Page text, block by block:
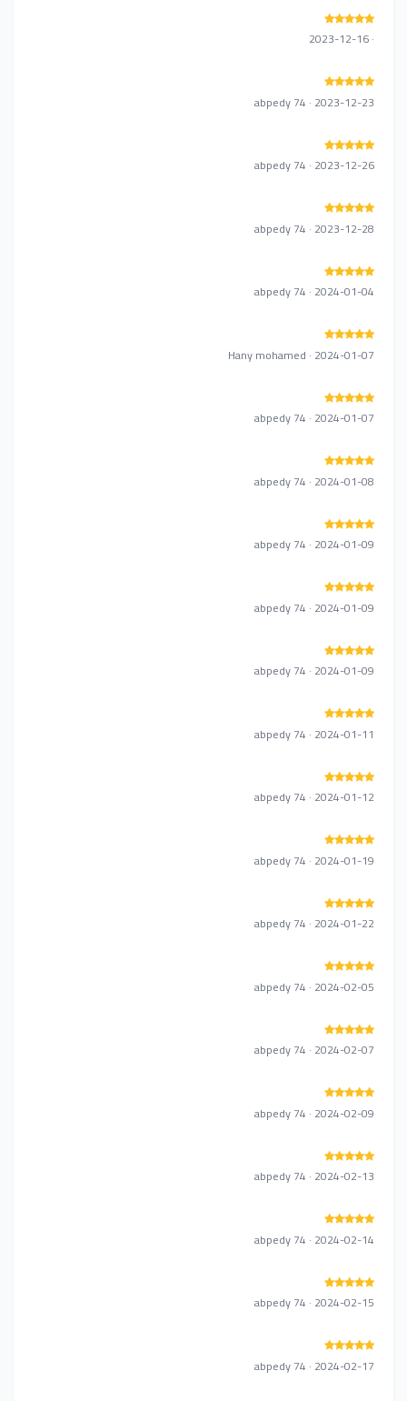
· 2023-12-16
abpedy 74 · 2023-12-23
abpedy 74 · 2023-12-26
abpedy 74 · 2023-12-28
abpedy 74 · 2024-01-04
Hany mohamed · 2024-01-07
abpedy 74 · 2024-01-07
abpedy 74 · 2024-01-08
abpedy 74 · 2024-01-09
abpedy 74 · 2024-01-09
abpedy 74 · 2024-01-09
abpedy 74 · 2024-01-11
abpedy 74 · 2024-01-12
abpedy 74 · 2024-01-19
abpedy 74 · 2024-01-22
abpedy 74 · 2024-02-05
abpedy 74 · 2024-02-07
abpedy 74 · 2024-02-09
abpedy 74 · 2024-02-13
abpedy 74 · 2024-02-14
abpedy 74 · 2024-02-15
abpedy 74 · 2024-02-17